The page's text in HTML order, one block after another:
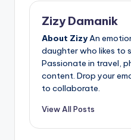
Zizy Damanik
About ZizyAn
daughter who likes to
Passionate in travel,
content. Drop your
to collaborate.
View All Posts